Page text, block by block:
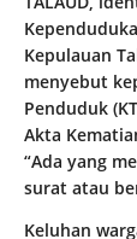
Kepulauan
menyebut
Penduduk
Akta
“Ada yang
surat atau
Keluhan